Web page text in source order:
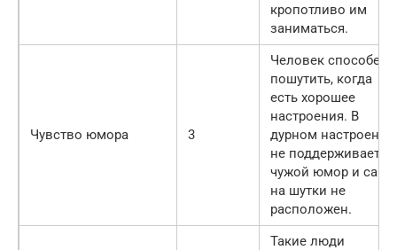
кропотливо им
заниматься.
Чувство юмора 3
Человек способен
пошутить, когда
есть хорошее
настроения. В
дурном настроении
не поддерживает
чужой юмор и сам
на шутки не
расположен.
Такие люди